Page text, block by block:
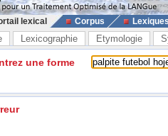
lexical Corpus
Lexicographie Etymologie
une forme